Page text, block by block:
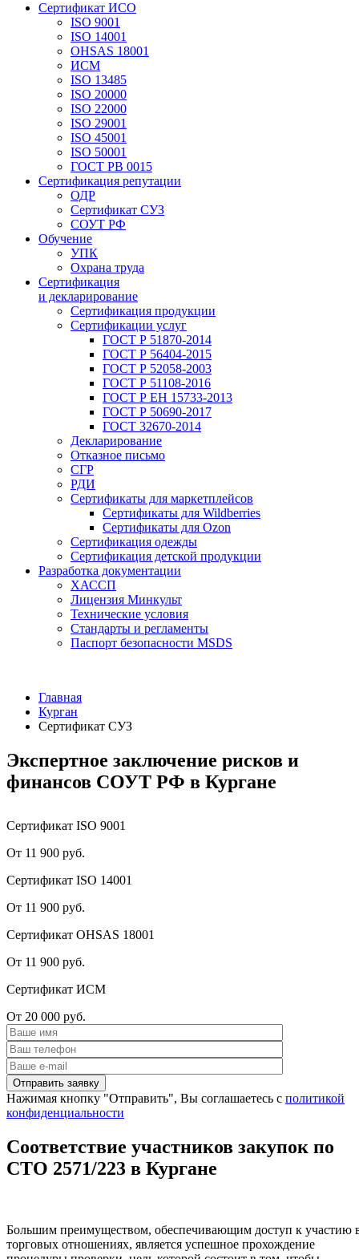
Сертификат ИСО
ISO 9001
ISO 14001
OHSAS 18001
ИСМ
ISO 13485
ISO 20000
ISO 22000
ISO 29001
ISO 45001
ISO 50001
ГОСТ РВ 0015
Сертификация репутации
ОДР
Сертификат СУЗ
СОУТ РФ
Обучение
УПК
Охрана труда
Сертификация
и декларирование
Сертификация продукции
Сертификации услуг
ГОСТ Р 51870-2014
ГОСТ Р 56404-2015
ГОСТ Р 52058-2003
ГОСТ Р 51108-2016
ГОСТ Р ЕН 15733-2013
ГОСТ Р 50690-2017
ГОСТ 32670-2014
Декларирование
Отказное письмо
СГР
РДИ
Сертификаты для маркетплейсов
Сертификаты для Wildberries
Сертификаты для Ozon
Сертификация одежды
Сертификация детской продукции
Разработка документации
ХАССП
Лицензия Минкульт
Технические условия
Стандарты и регламенты
Паспорт безопасности MSDS
Главная
Курган
Сертификат СУЗ
Экспертное заключение рисков и
финансов СОУТ РФ в Кургане
Сертификат ISO 9001
От 11 900 руб.
Сертификат ISO 14001
От 11 900 руб.
Сертификат OHSAS 18001
От 11 900 руб.
Сертификат ИСМ
От 20 000 руб.
Нажимая кнопку "Отправить", Вы соглашаетесь с политикой
конфиденциальности
Соответствие участников закупок по
СТО 2571/223 в Кургане
Большим преимуществом, обеспечивающим доступ к участию
торговых отношениях, является успешное прохождение